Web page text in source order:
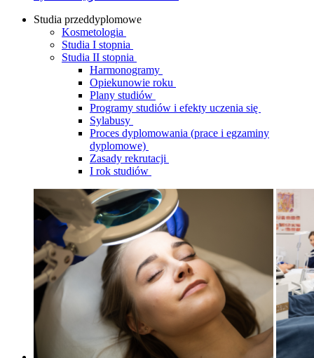
Studia przeddyplomowe
Kosmetologia
Studia I stopnia
Studia II stopnia
Harmonogramy
Opiekunowie roku
Plany studiów
Programy studiów i efekty uczenia się
Sylabusy
Proces dyplomowania (prace i egzaminy
dyplomowe)
Zasady rekrutacji
I rok studiów